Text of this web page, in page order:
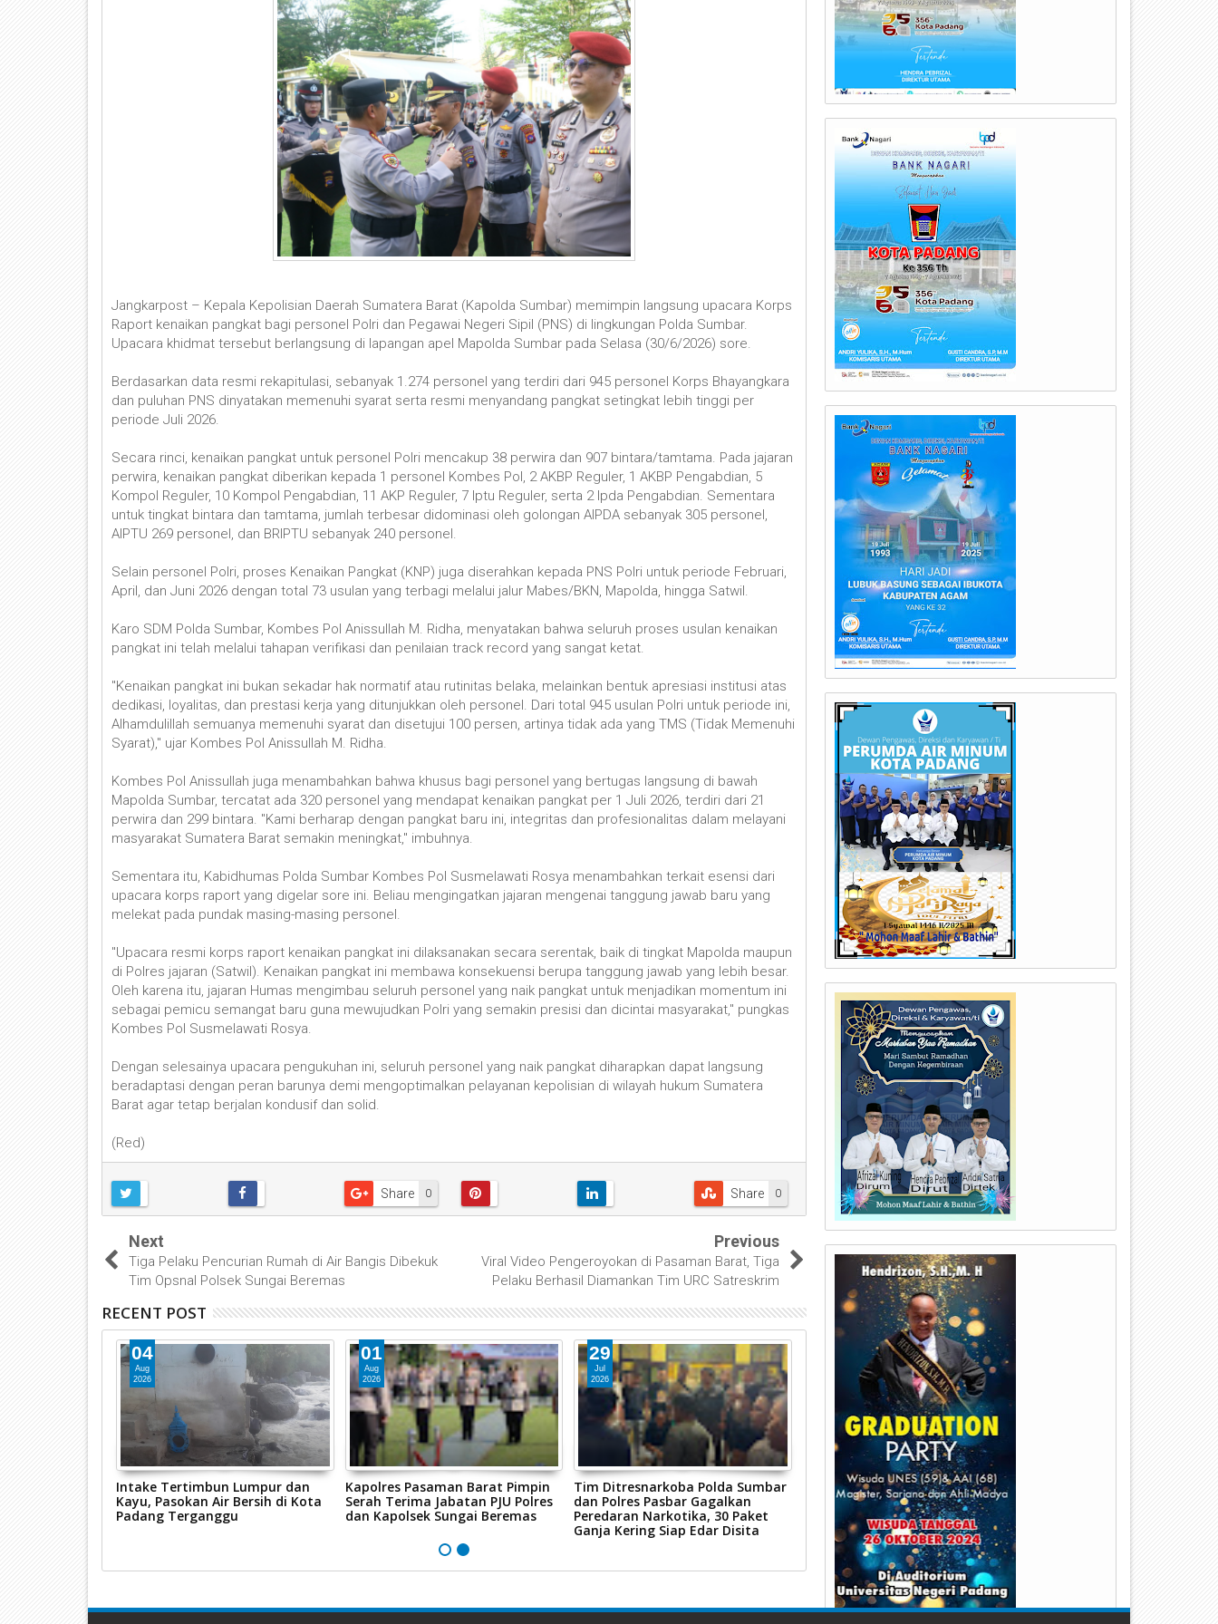
Jangkarpost – Kepala Kepolisian Daerah Sumatera Barat (Kapolda Sumbar) memimpin langsung upacara Korps
Raport kenaikan pangkat bagi personel Polri dan Pegawai Negeri Sipil (PNS) di lingkungan Polda Sumbar.
Upacara khidmat tersebut berlangsung di lapangan apel Mapolda Sumbar pada Selasa (30/6/2026) sore.
Berdasarkan data resmi rekapitulasi, sebanyak 1.274 personel yang terdiri dari 945 personel Korps Bhayangkara
dan puluhan PNS dinyatakan memenuhi syarat serta resmi menyandang pangkat setingkat lebih tinggi per
periode Juli 2026.
Secara rinci, kenaikan pangkat untuk personel Polri mencakup 38 perwira dan 907 bintara/tamtama. Pada jajaran
perwira, kenaikan pangkat diberikan kepada 1 personel Kombes Pol, 2 AKBP Reguler, 1 AKBP Pengabdian, 5
Kompol Reguler, 10 Kompol Pengabdian, 11 AKP Reguler, 7 Iptu Reguler, serta 2 Ipda Pengabdian. Sementara
untuk tingkat bintara dan tamtama, jumlah terbesar didominasi oleh golongan AIPDA sebanyak 305 personel,
AIPTU 269 personel, dan BRIPTU sebanyak 240 personel.
Selain personel Polri, proses Kenaikan Pangkat (KNP) juga diserahkan kepada PNS Polri untuk periode Februari,
April, dan Juni 2026 dengan total 73 usulan yang terbagi melalui jalur Mabes/BKN, Mapolda, hingga Satwil.
Karo SDM Polda Sumbar, Kombes Pol Anissullah M. Ridha, menyatakan bahwa seluruh proses usulan kenaikan
pangkat ini telah melalui tahapan verifikasi dan penilaian track record yang sangat ketat.
"Kenaikan pangkat ini bukan sekadar hak normatif atau rutinitas belaka, melainkan bentuk apresiasi institusi atas
dedikasi, loyalitas, dan prestasi kerja yang ditunjukkan oleh personel. Dari total 945 usulan Polri untuk periode ini,
Alhamdulillah semuanya memenuhi syarat dan disetujui 100 persen, artinya tidak ada yang TMS (Tidak Memenuhi
Syarat)," ujar Kombes Pol Anissullah M. Ridha.
Kombes Pol Anissullah juga menambahkan bahwa khusus bagi personel yang bertugas langsung di bawah
Mapolda Sumbar, tercatat ada 320 personel yang mendapat kenaikan pangkat per 1 Juli 2026, terdiri dari 21
perwira dan 299 bintara. "Kami berharap dengan pangkat baru ini, integritas dan profesionalitas dalam melayani
masyarakat Sumatera Barat semakin meningkat," imbuhnya.
Sementara itu, Kabidhumas Polda Sumbar Kombes Pol Susmelawati Rosya menambahkan terkait esensi dari
upacara korps raport yang digelar sore ini. Beliau mengingatkan jajaran mengenai tanggung jawab baru yang
melekat pada pundak masing-masing personel.
"Upacara resmi korps raport kenaikan pangkat ini dilaksanakan secara serentak, baik di tingkat Mapolda maupun
di Polres jajaran (Satwil). Kenaikan pangkat ini membawa konsekuensi berupa tanggung jawab yang lebih besar.
Oleh karena itu, jajaran Humas mengimbau seluruh personel yang naik pangkat untuk menjadikan momentum ini
sebagai pemicu semangat baru guna mewujudkan Polri yang semakin presisi dan dicintai masyarakat," pungkas
Kombes Pol Susmelawati Rosya.
Dengan selesainya upacara pengukuhan ini, seluruh personel yang naik pangkat diharapkan dapat langsung
beradaptasi dengan peran barunya demi mengoptimalkan pelayanan kepolisian di wilayah hukum Sumatera
Barat agar tetap berjalan kondusif dan solid.
(Red)
0
Share 0
Share
Next
Tiga Pelaku Pencurian Rumah di Air Bangis Dibekuk
Tim Opsnal Polsek Sungai Beremas
Previous
Viral Video Pengeroyokan di Pasaman Barat, Tiga
Pelaku Berhasil Diamankan Tim URC Satreskrim
RECENT POST
04
Aug
2026
Intake Tertimbun Lumpur dan
Kayu, Pasokan Air Bersih di Kota
Padang Terganggu
01
Aug
2026
Kapolres Pasaman Barat Pimpin
Serah Terima Jabatan PJU Polres
dan Kapolsek Sungai Beremas
29
Jul
2026
Tim Ditresnarkoba Polda Sumbar
dan Polres Pasbar Gagalkan
Peredaran Narkotika, 30 Paket
Ganja Kering Siap Edar Disita
Perumda Air Minum Kota Padang
Perbaiki IPA Gunung Pangilun, 25
Ribu Pelanggan Terdampak
Penyesuaian